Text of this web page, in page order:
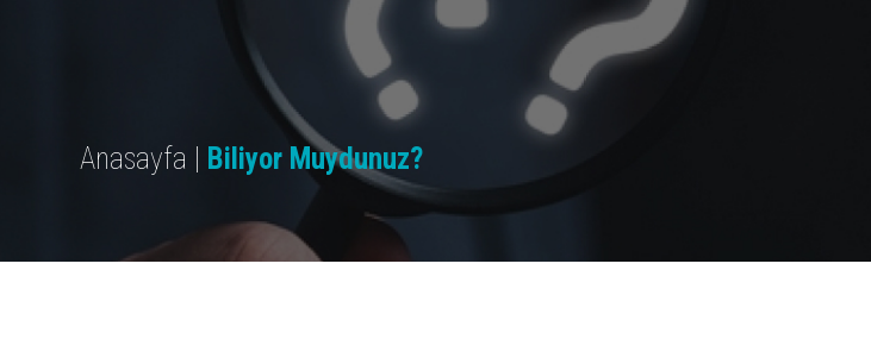
Anasayfa | Biliyor Muydunuz?